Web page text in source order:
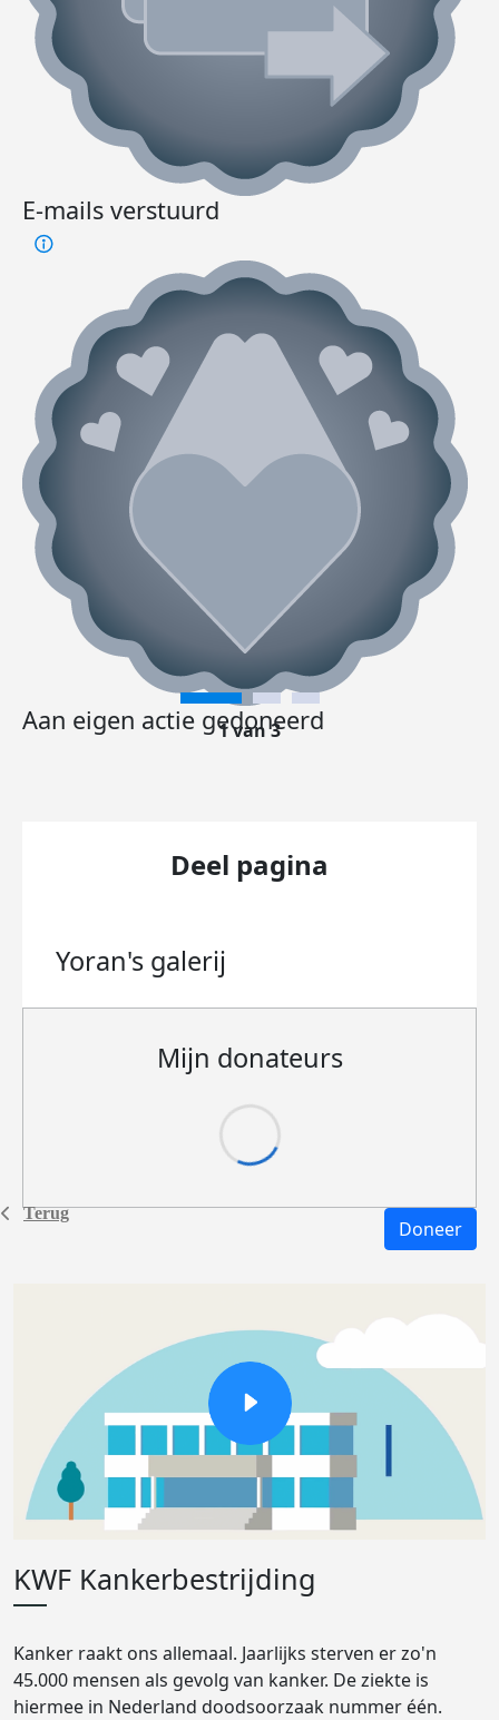
Terug
E-mails verstuurd
Aan eigen actie gedoneerd
1 van 3
Deel pagina
Yoran's galerij
Mijn donateurs
Doneer
KWF Kankerbestrijding
Kanker raakt ons allemaal. Jaarlijks sterven er zo'n
45.000 mensen als gevolg van kanker. De ziekte is
hiermee in Nederland doodsoorzaak nummer één.